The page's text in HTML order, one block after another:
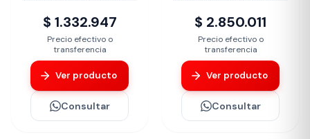
$ 1.332.947
Precio efectivo o
transferencia
Ver producto
Consultar
W11 Home
$ 2.850.011
Precio efectivo o
transferencia
Ver producto
Consultar